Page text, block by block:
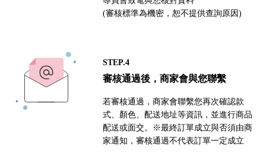
(審核標準為機密，恕不提供查詢原因)
STEP.4
審核通過後，商家會與您聯繫
若審核通過，商家會聯繫您再次確認款
式、顏色、配送地址等資訊，並進行商品
配送或面交。※最終訂單成立與否須由商
家通知，審核通過不代表訂單一定成立